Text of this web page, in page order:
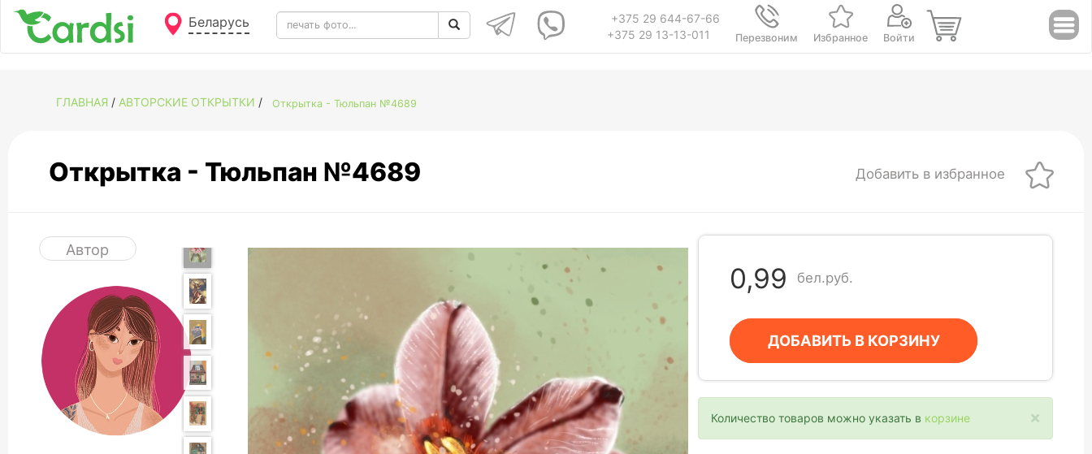
Беларусь
+375 29 644-67-66
+375 29 13-13-011
Перезвоним Избранное Войти
ГЛАВНАЯ / АВТОРСКИЕ ОТКРЫТКИ / Открытка - Тюльпан №4689
Открытка - Тюльпан №4689 Добавить в избранное
Автор
0,99 бел.руб.
ДОБАВИТЬ В КОРЗИНУ
×
Количество товаров можно указать в корзине